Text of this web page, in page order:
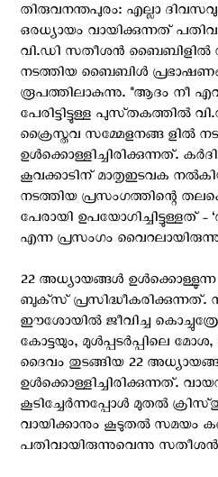
തിരുവനന്തപുരം: എല്ലാ
ഒരധ്യായം വായിക്കുന്നത്
വി.ഡി സതീശൻ ബൈബിളിൽ
നടത്തിയ ബൈബിൾ
രൂപത്തിലാകുന്നു. "ആദം നീ
പേരിട്ടിട്ടുള്ള പുസ്‌തകത്തിൽ
ക്രൈസ്ത‌വ സമ്മേളനങ്ങ ളിൽ
ഉൾക്കൊള്ളിച്ചിരിക്കുന്നത്.
കൂവക്കാടിന് മാതൃഇടവക
നടത്തിയ പ്രസംഗത്തിന്റെ
പേരായി ഉപയോഗിച്ചിട്ടുള്ളത്
എന്ന പ്രസംഗം
22 അധ്യായങ്ങൾ
ബുക്‌സ് പ്രസിദ്ധീകരിക്കുന്നത്.
ഈശോയിൽ ജീവിച്ച
കോട്ടയും, മുൾപ്പടർപ്പിലെ
ദൈവം തുടങ്ങിയ 22
ഉൾക്കൊള്ളിച്ചിരിക്കുന്നത്.
കൂടിച്ചേർന്നപ്പോൾ മുതൽ
വായിക്കാനും കൂടുതൽ സമയം
പതിവായിരുന്നുവെന്നു